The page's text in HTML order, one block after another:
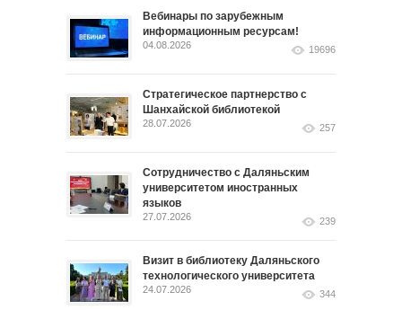
Вебинары по зарубежным
информационным ресурсам!
04.08.2026 19696
Стратегическое партнерство с
Шанхайской библиотекой
28.07.2026 257
Сотрудничество с Даляньским
университетом иностранных
языков
27.07.2026 239
Визит в библиотеку Даляньского
технологического университета
24.07.2026 344